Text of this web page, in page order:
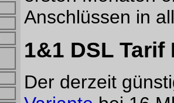
Anschlüssen in
1&1 DSL
Der derzeit